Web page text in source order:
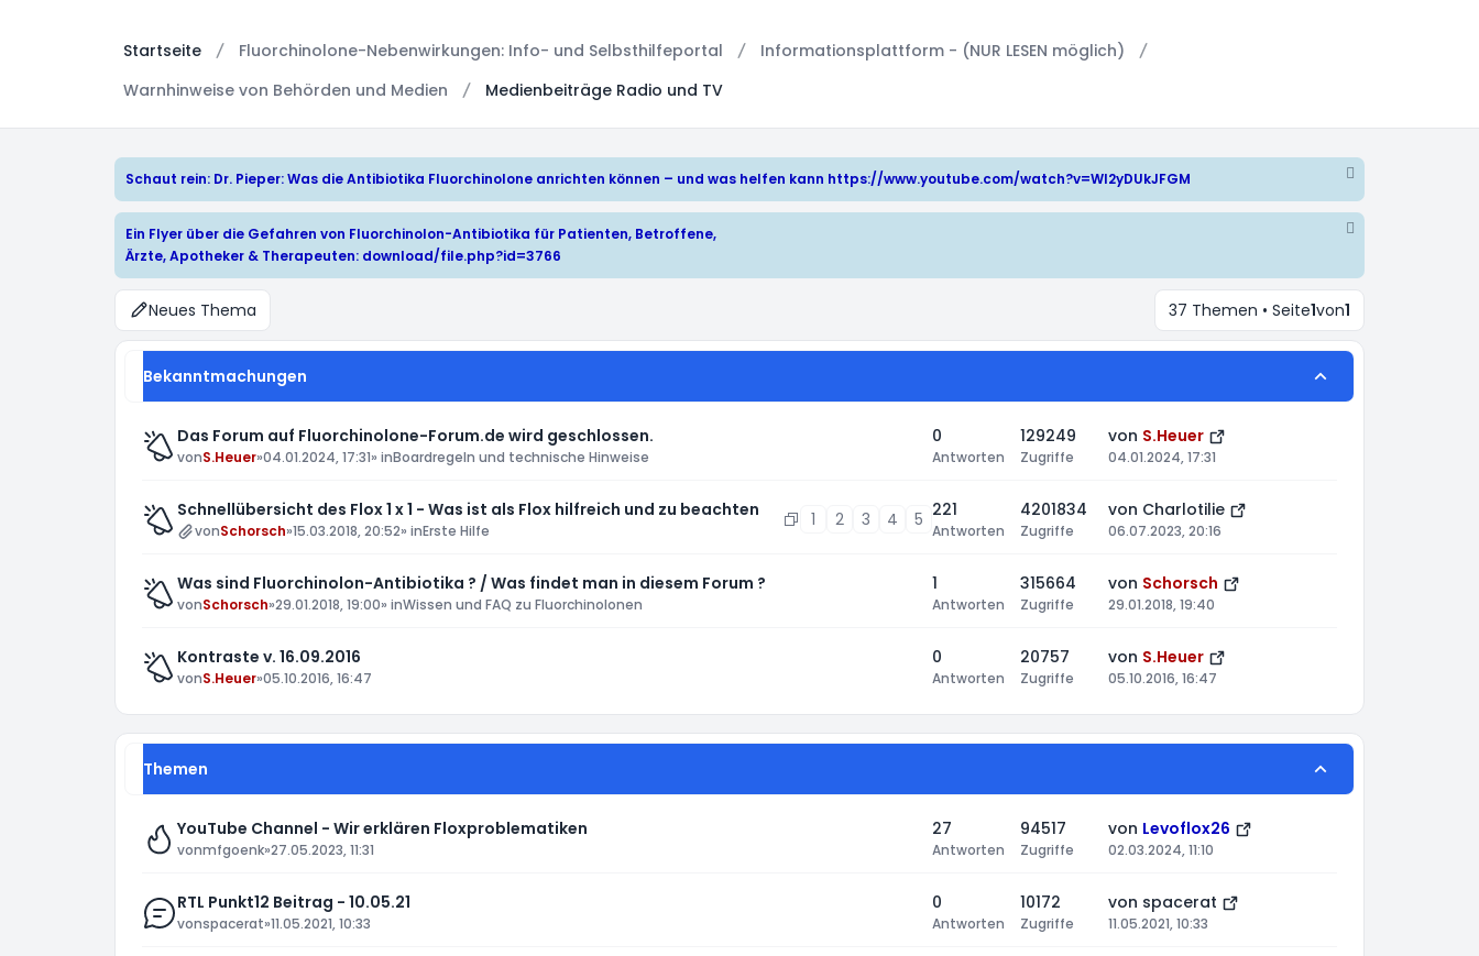
Startseite Fluorchinolone-Nebenwirkungen: Info- und Selbsthilfeportal
Informationsplattform - (NUR LESEN möglich)
Warnhinweise von Behörden und Medien
Medienbeiträge Radio und TV
Schaut rein: Dr. Pieper: Was die Antibiotika Fluorchinolone anrichten können – und was helfen kann https://www.youtube.com/watch?v=WI2yDUkJFGM
Ein Flyer über die Gefahren von Fluorchinolon-Antibiotika für Patienten, Betroffene,
Ärzte, Apotheker & Therapeuten: download/file.php?id=3766
Neues Thema 37 Themen • Seite1von1
Bekanntmachungen
Das Forum auf Fluorchinolone-Forum.de wird geschlossen.
vonS.Heuer»04.01.2024, 17:31» inBoardregeln und technische Hinweise
0
Antworten
129249
Zugriffe
von S.Heuer
04.01.2024, 17:31
Schnellübersicht des Flox 1 x 1 - Was ist als Flox hilfreich und zu beachten
vonSchorsch»15.03.2018, 20:52» inErste Hilfe
1 2 3 4 5 221
Antworten
4201834
Zugriffe
von Charlotilie
06.07.2023, 20:16
Was sind Fluorchinolon-Antibiotika ? / Was findet man in diesem Forum ?
vonSchorsch»29.01.2018, 19:00» inWissen und FAQ zu Fluorchinolonen
1
Antworten
315664
Zugriffe
von Schorsch
29.01.2018, 19:40
Kontraste v. 16.09.2016
vonS.Heuer»05.10.2016, 16:47
0
Antworten
20757
Zugriffe
von S.Heuer
05.10.2016, 16:47
Themen
YouTube Channel - Wir erklären Floxproblematiken
vonmfgoenk»27.05.2023, 11:31
27
Antworten
94517
Zugriffe
von Levoflox26
02.03.2024, 11:10
RTL Punkt12 Beitrag - 10.05.21
vonspacerat»11.05.2021, 10:33
0
Antworten
10172
Zugriffe
von spacerat
11.05.2021, 10:33